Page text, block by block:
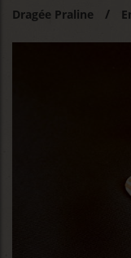
Dragée Praline